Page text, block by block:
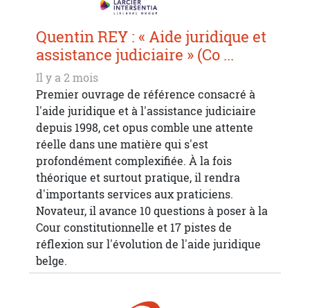
Quentin REY : « Aide juridique et
assistance judiciaire » (Co ...
Il y a 2 mois
Premier ouvrage de référence consacré à
l'aide juridique et à l'assistance judiciaire
depuis 1998, cet opus comble une attente
réelle dans une matière qui s'est
profondément complexifiée. À la fois
théorique et surtout pratique, il rendra
d'importants services aux praticiens.
Novateur, il avance 10 questions à poser à la
Cour constitutionnelle et 17 pistes de
réflexion sur l'évolution de l'aide juridique
belge.